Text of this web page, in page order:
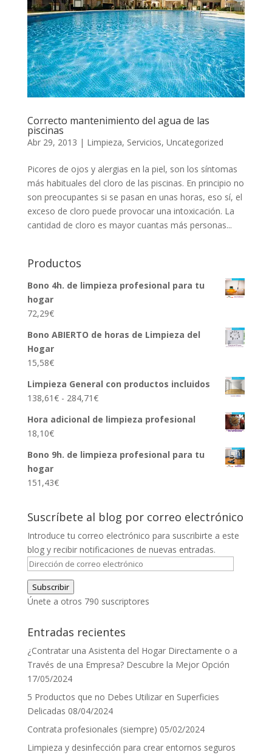
Correcto mantenimiento del agua de las
piscinas
Abr 29, 2013 | Limpieza, Servicios, Uncategorized
Picores de ojos y alergias en la piel, son los síntomas
más habituales del cloro de las piscinas. En principio no
son preocupantes si se pasan en unas horas, eso sí, el
exceso de cloro puede provocar una intoxicación. La
cantidad de cloro es mayor cuantas más personas...
Productos
Bono 4h. de limpieza profesional para tu
hogar
72,29€
Bono ABIERTO de horas de Limpieza del
Hogar
15,58€
Limpieza General con productos incluidos
138,61€ - 284,71€Rango
precios:
138,61€
Hora adicional de limpieza profesional
18,10€
Bono 9h. de limpieza profesional para tu
hogar
151,43€
Suscríbete al blog por correo electrónico
Introduce tu correo electrónico para suscribirte a este
blog y recibir notificaciones de nuevas entradas.
Dirección
de
correo
electrónico
Subscribir
Únete a otros 790 suscriptores
Entradas recientes
¿Contratar una Asistenta del Hogar Directamente o a
Través de una Empresa? Descubre la Mejor Opción
17/05/2024
5 Productos que no Debes Utilizar en Superficies
Delicadas 08/04/2024
Contrata profesionales (siempre) 05/02/2024
Limpieza y desinfección para crear entornos seguros